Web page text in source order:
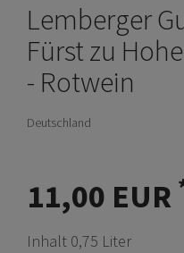
Lemberger
Fürst zu
- Rotwein
Deutschland
11,00 EUR
Inhalt 0,75 Liter